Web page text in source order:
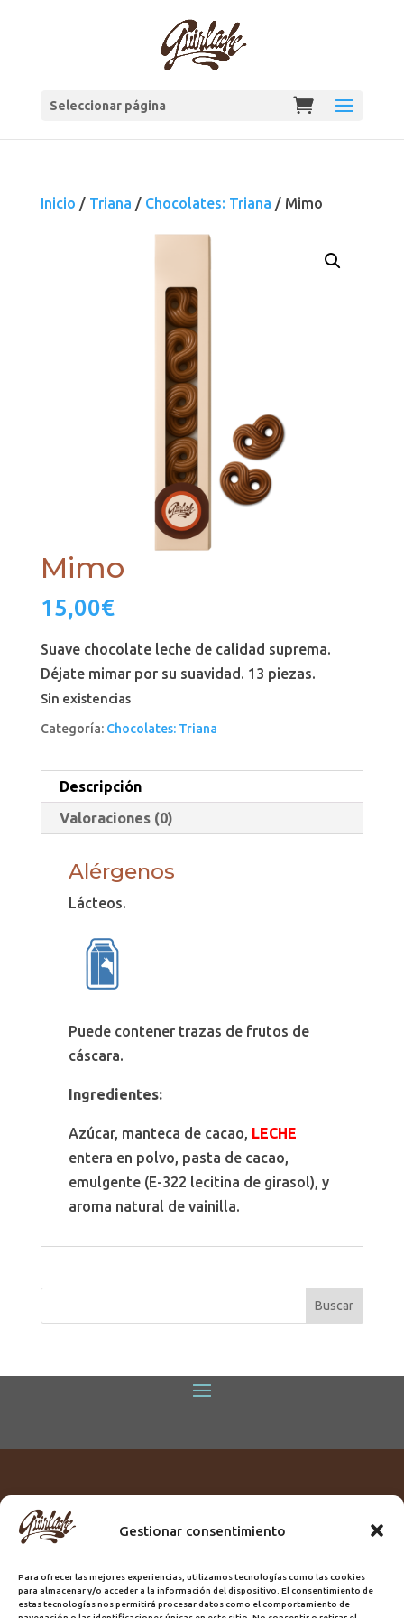
Gestionar consentimiento
Para ofrecer las mejores experiencias, utilizamos tecnologías como las cookies
para almacenar y/o acceder a la información del dispositivo. El consentimiento de
estas tecnologías nos permitirá procesar datos como el comportamiento de
Seleccionar página
Inicio / Triana / Chocolates: Triana / Mimo
Mimo
15,00€
Suave chocolate leche de calidad suprema.
Déjate mimar por su suavidad. 13 piezas.
Sin existencias
Categoría: Chocolates: Triana
Descripción
Valoraciones (0)
Alérgenos
Lácteos.
Puede contener trazas de frutos de
cáscara.
Ingredientes:
Azúcar, manteca de cacao, LECHE
entera en polvo, pasta de cacao,
emulgente (E-322 lecitina de girasol), y
aroma natural de vainilla.
Titular:
ROME GUIRLACHE SL.
Domicilio:Calle Triana, 68
Ciudad:Las Palmas de Gran Canaria